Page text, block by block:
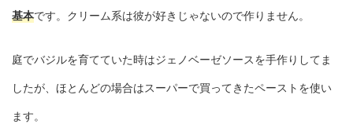
基本です。クリーム系は彼が好きじゃないので作りません。
庭でバジルを育てていた時はジェノベーゼソースを手作りしてま
したが、ほとんどの場合はスーパーで買ってきたペーストを使い
ます。